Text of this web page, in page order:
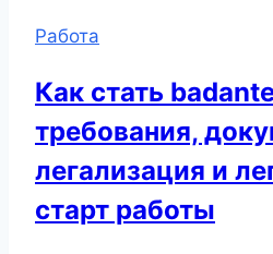
Работа
Как стать
требования,
легализация и
старт работы